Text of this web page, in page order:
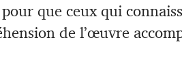
que ceux qui
de l’œuvre